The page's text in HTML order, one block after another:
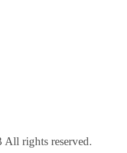
All rights reserved.